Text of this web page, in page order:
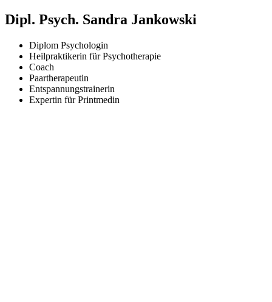
Dipl. Psych. Sandra Jankowski
Diplom Psychologin
Heilpraktikerin für Psychotherapie
Coach
Paartherapeutin
Entspannungstrainerin
Expertin für Printmedin